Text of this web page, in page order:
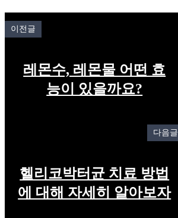
이전글
레몬수, 레몬물 어떤 효
능이 있을까요?
다음글
헬리코박터균 치료 방법
에 대해 자세히 알아보자